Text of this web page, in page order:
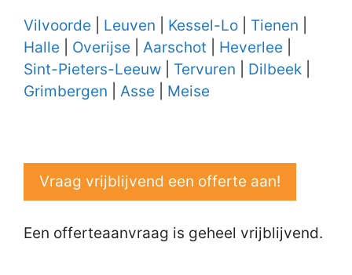
Vilvoorde Leuven Kessel-Lo Tienen
Halle
Overijse Aarschot Heverlee
Sint-Pieters-Leeuw
Tervuren Dilbeek
Grimbergen
Asse Meise
Vraag vrijblijvend een offerte aan!
Een offerteaanvraag is geheel vrijblijvend.